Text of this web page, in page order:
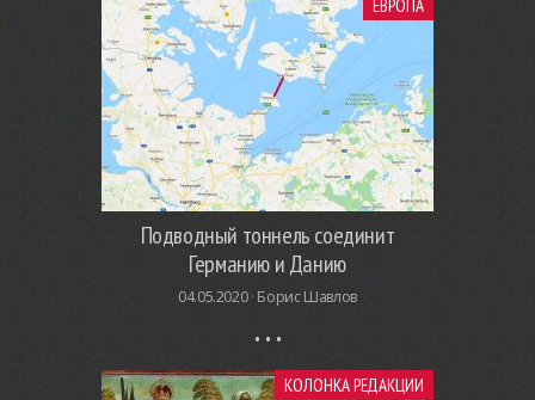
ЕВРОПА
Подводный тоннель соединит
Германию и Данию
04.05.2020 · Борис Шавлов
КОЛОНКА РЕДАКЦИИ